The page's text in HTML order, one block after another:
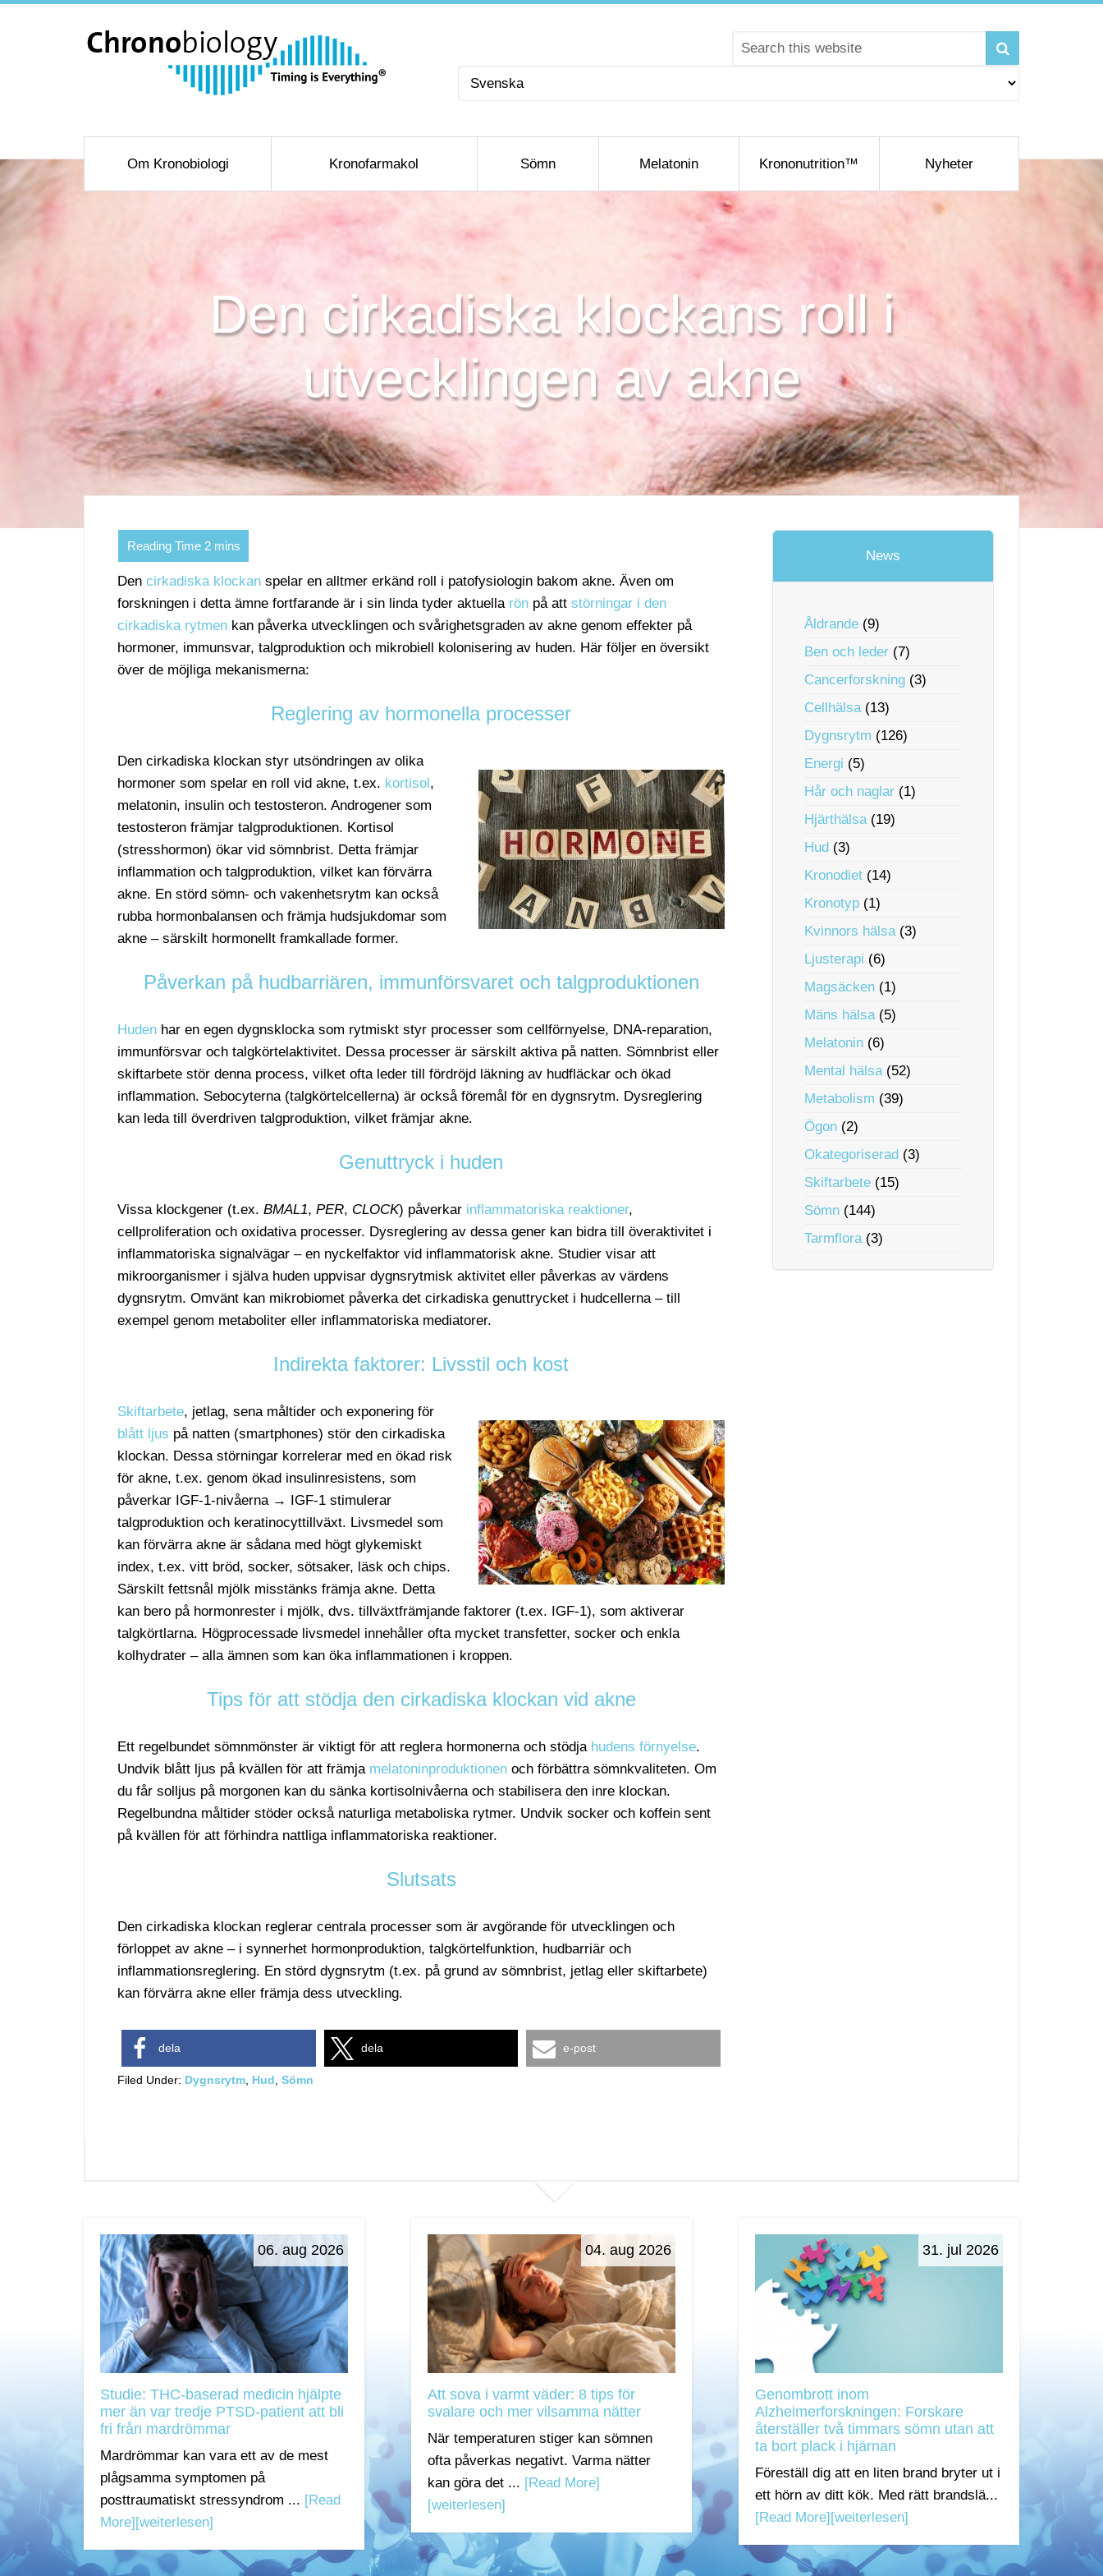
Välj
Om Kronobiologi Kronofarmakol Sömn Melatonin Krononutrition™ Nyheter
Den cirkadiska klockans roll i
utvecklingen av akne
Den cirkadiska klockan spelar en alltmer erkänd roll i patofysiologin bakom akne. Även om
forskningen i detta ämne fortfarande är i sin linda tyder aktuella rön på att störningar i den
cirkadiska rytmen kan påverka utvecklingen och svårighetsgraden av akne genom effekter på
hormoner, immunsvar, talgproduktion och mikrobiell kolonisering av huden. Här följer en översikt
över de möjliga mekanismerna:
Reglering av hormonella processer
Den cirkadiska klockan styr utsöndringen av olika
hormoner som spelar en roll vid akne, t.ex. kortisol,
melatonin, insulin och testosteron. Androgener som
testosteron främjar talgproduktionen. Kortisol
(stresshormon) ökar vid sömnbrist. Detta främjar
inflammation och talgproduktion, vilket kan förvärra
akne. En störd sömn- och vakenhetsrytm kan också
rubba hormonbalansen och främja hudsjukdomar som
akne – särskilt hormonellt framkallade former.
Påverkan på hudbarriären, immunförsvaret och talgproduktionen
Huden har en egen dygnsklocka som rytmiskt styr processer som cellförnyelse, DNA-reparation,
immunförsvar och talgkörtelaktivitet. Dessa processer är särskilt aktiva på natten. Sömnbrist eller
skiftarbete stör denna process, vilket ofta leder till fördröjd läkning av hudfläckar och ökad
inflammation. Sebocyterna (talgkörtelcellerna) är också föremål för en dygnsrytm. Dysreglering
kan leda till överdriven talgproduktion, vilket främjar akne.
Genuttryck i huden
Vissa klockgener (t.ex. BMAL1, PER, CLOCK) påverkar inflammatoriska reaktioner,
cellproliferation och oxidativa processer. Dysreglering av dessa gener kan bidra till överaktivitet i
inflammatoriska signalvägar – en nyckelfaktor vid inflammatorisk akne. Studier visar att
mikroorganismer i själva huden uppvisar dygnsrytmisk aktivitet eller påverkas av värdens
dygnsrytm. Omvänt kan mikrobiomet påverka det cirkadiska genuttrycket i hudcellerna – till
exempel genom metaboliter eller inflammatoriska mediatorer.
Indirekta faktorer: Livsstil och kost
Skiftarbete, jetlag, sena måltider och exponering för
blått ljus på natten (smartphones) stör den cirkadiska
klockan. Dessa störningar korrelerar med en ökad risk
för akne, t.ex. genom ökad insulinresistens, som
påverkar IGF-1-nivåerna → IGF-1 stimulerar
talgproduktion och keratinocyttillväxt. Livsmedel som
kan förvärra akne är sådana med högt glykemiskt
index, t.ex. vitt bröd, socker, sötsaker, läsk och chips.
Särskilt fettsnål mjölk misstänks främja akne. Detta
kan bero på hormonrester i mjölk, dvs. tillväxtfrämjande faktorer (t.ex. IGF-1), som aktiverar
talgkörtlarna. Högprocessade livsmedel innehåller ofta mycket transfetter, socker och enkla
kolhydrater – alla ämnen som kan öka inflammationen i kroppen.
Tips för att stödja den cirkadiska klockan vid akne
Ett regelbundet sömnmönster är viktigt för att reglera hormonerna och stödja hudens förnyelse.
Undvik blått ljus på kvällen för att främja melatoninproduktionen och förbättra sömnkvaliteten. Om
du får solljus på morgonen kan du sänka kortisolnivåerna och stabilisera den inre klockan.
Regelbundna måltider stöder också naturliga metaboliska rytmer. Undvik socker och koffein sent
på kvällen för att förhindra nattliga inflammatoriska reaktioner.
Slutsats
Den cirkadiska klockan reglerar centrala processer som är avgörande för utvecklingen och
förloppet av akne – i synnerhet hormonproduktion, talgkörtelfunktion, hudbarriär och
inflammationsreglering. En störd dygnsrytm (t.ex. på grund av sömnbrist, jetlag eller skiftarbete)
kan förvärra akne eller främja dess utveckling.
dela dela e-post
Filed Under: Dygnsrytm Hud Sömn
News
Åldrande (9)
Ben och leder (7)
Cancerforskning (3)
Cellhälsa(13)
Dygnsrytm (126)
Energi (5)
Hår och naglar (1)
Hjärthälsa(19)
Hud (3)
Kronodiet (14)
Kronotyp (1)
Kvinnors hälsa(3)
Ljusterapi (6)
Magsäcken (1)
Mäns hälsa(5)
Melatonin (6)
Mental hälsa(52)
Metabolism (39)
Ögon (2)
Okategoriserad (3)
Skiftarbete (15)
Sömn (144)
Tarmflora(3)
06. aug 2026
Studie: THC-baserad medicin hjälpte
mer än var tredje PTSD-patient att bli
fri från mardrömmar
Mardrömmar kan vara ett av de mest
plågsamma symptomen på
posttraumatiskt stressyndrom ... [Read
More][weiterlesen]
04. aug 2026
Att sova i varmt väder: 8 tips för
svalare och mer vilsamma nätter
När temperaturen stiger kan sömnen
ofta påverkas negativt. Varma nätter
kan göra det ... [Read More]
[weiterlesen]
31. jul 2026
Genombrott inom
Alzheimerforskningen: Forskare
återställer två timmars sömn utan att
ta bort plack i hjärnan
Föreställ dig att en liten brand bryter ut i
ett hörn av ditt kök. Med rätt brandslä...
[Read More][weiterlesen]